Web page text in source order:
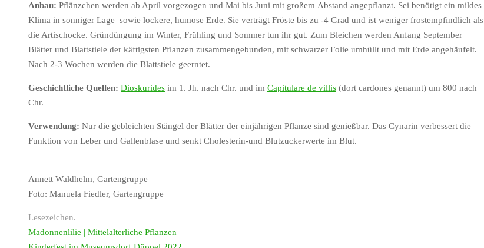
Anbau: Pflänzchen werden ab April vorgezogen und Mai bis Juni mit großem Abstand angepflanzt. Sei benötigt ein mildes
Klima in sonniger Lage sowie lockere, humose Erde. Sie verträgt Fröste bis zu -4 Grad und ist weniger frostempfindlich als
die Artischocke. Gründüngung im Winter, Frühling und Sommer tun ihr gut. Zum Bleichen werden Anfang September
Blätter und Blattstiele der käftigsten Pflanzen zusammengebunden, mit schwarzer Folie umhüllt und mit Erde angehäufelt.
Nach 2-3 Wochen werden die Blattstiele geerntet.
Geschichtliche Quellen: Dioskurides im 1. Jh. nach Chr. und im Capitulare de villis (dort cardones genannt) um 800 nach
Chr.
Verwendung: Nur die gebleichten Stängel der Blätter der einjährigen Pflanze sind genießbar. Das Cynarin verbessert die
Funktion von Leber und Gallenblase und senkt Cholesterin-und Blutzuckerwerte im Blut.
Annett Waldhelm, Gartengruppe
Foto: Manuela Fiedler, Gartengruppe
Lesezeichen.
Madonnenlilie | Mittelalterliche Pflanzen